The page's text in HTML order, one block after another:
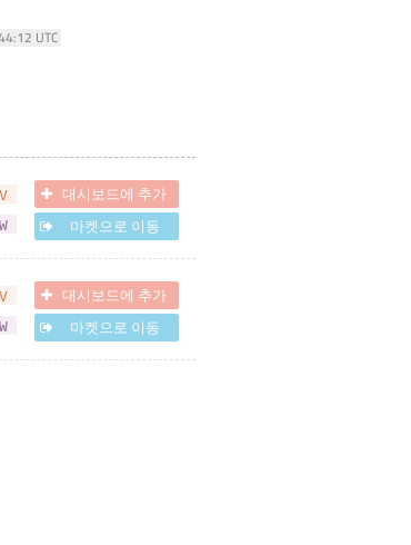
UTC
대시보드에 추가
마켓으로 이동
대시보드에 추가
마켓으로 이동